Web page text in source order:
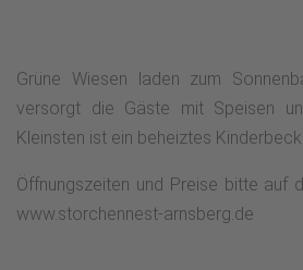
Grüne Wiesen laden zum
versorgt die Gäste mit Speisen
Kleinsten ist ein beheiztes
Öffnungszeiten und Preise bitte auf
www.storchennest-arnsberg.de